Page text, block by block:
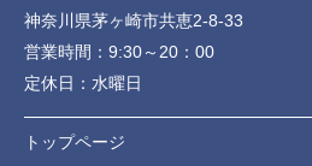
神奈川県茅ヶ崎市共恵2-8-33
営業時間： 9:30～20：00
定休日： 水曜日
トップページ